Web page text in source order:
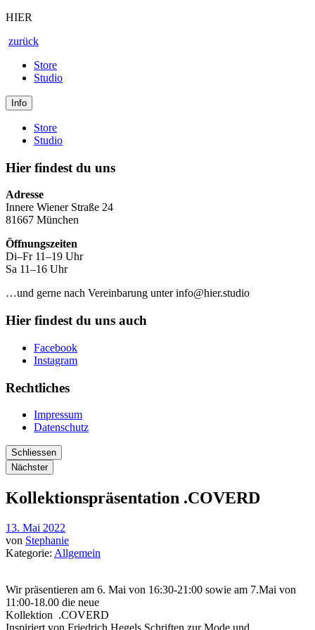
HIER
zurück
Store
Studio
Info
Store
Studio
Hier findest du uns
Adresse
Innere Wiener Straße 24
81667 München
Öffnungszeiten
Di–Fr 11–19 Uhr
Sa 11–16 Uhr
…und gerne nach Vereinbarung unter info@hier.studio
Hier findest du uns auch
Facebook
Instagram
Rechtliches
Impressum
Datenschutz
Schliessen
Nächster
Kollektionspräsentation .COVERD
13. Mai 2022
von Stephanie
Kategorie: Allgemein
Wir präsentieren am 6. Mai von 16:30-21:00 sowie am 7.Mai von
11:00-18.00 die neue
Kollektion .COVERD